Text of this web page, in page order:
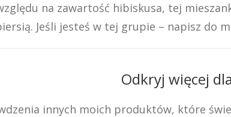
na zawartość hibiskusa, tej
Jeśli jesteś w tej grupie – napisz do
Odkryj więcej
innych moich produktów, które